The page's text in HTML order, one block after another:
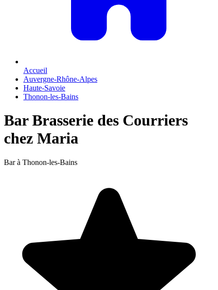
Accueil
Auvergne-Rhône-Alpes
Haute-Savoie
Thonon-les-Bains
Bar Brasserie des Courriers
chez Maria
Bar à Thonon-les-Bains